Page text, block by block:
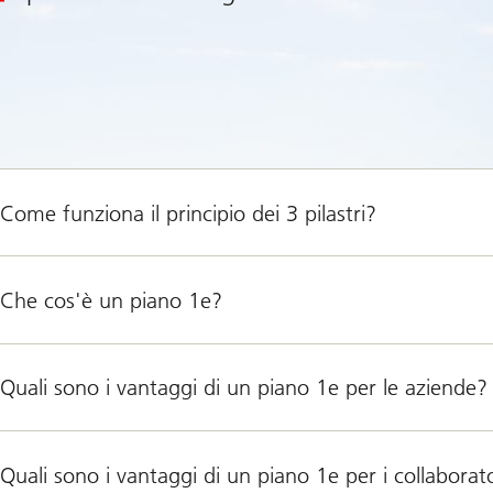
Come funziona il principio dei 3 pilastri?
Che cos'è un piano 1e?
Quali sono i vantaggi di un piano 1e per le aziende?
Quali sono i vantaggi di un piano 1e per i